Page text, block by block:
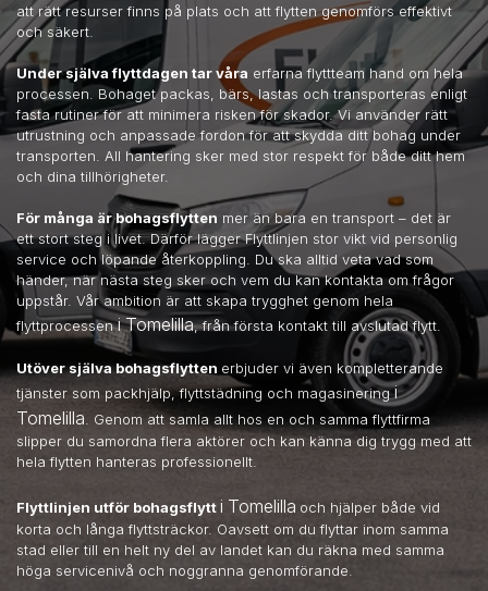
att rätt resurser finns på plats och att flytten genomförs effektivt
och säkert.
Under själva flyttdagen tar våra erfarna flyttteam hand om hela
processen. Bohaget packas, bärs, lastas och transporteras enligt
fasta rutiner för att minimera risken för skador. Vi använder rätt
utrustning och anpassade fordon för att skydda ditt bohag under
transporten. All hantering sker med stor respekt för både ditt hem
och dina tillhörigheter.
För många är bohagsflytten mer än bara en transport – det är
ett stort steg i livet. Därför lägger Flyttlinjen stor vikt vid personlig
service och löpande återkoppling. Du ska alltid veta vad som
händer, när nästa steg sker och vem du kan kontakta om frågor
uppstår. Vår ambition är att skapa trygghet genom hela
flyttprocesseni Tomelilla, från första kontakt till avslutad flytt.
Utöver själva bohagsflytten erbjuder vi även kompletterande
tjänster som packhjälp, flyttstädning och magasineringi
Tomelilla . Genom att samla allt hos en och samma flyttfirma
slipper du samordna flera aktörer och kan känna dig trygg med att
hela flytten hanteras professionellt.
Flyttlinjen utför bohagsflytti Tomelilla och hjälper både vid
korta och långa flyttsträckor. Oavsett om du flyttar inom samma
stad eller till en helt ny del av landet kan du räkna med samma
höga servicenivå och noggranna genomförande.